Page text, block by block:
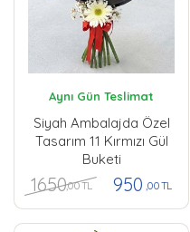
Aynı Gün Teslimat
Siyah Ambalajda Özel
Tasarım 11 Kırmızı Gül
Buketi
1650,00 TL 950 ,00 TL